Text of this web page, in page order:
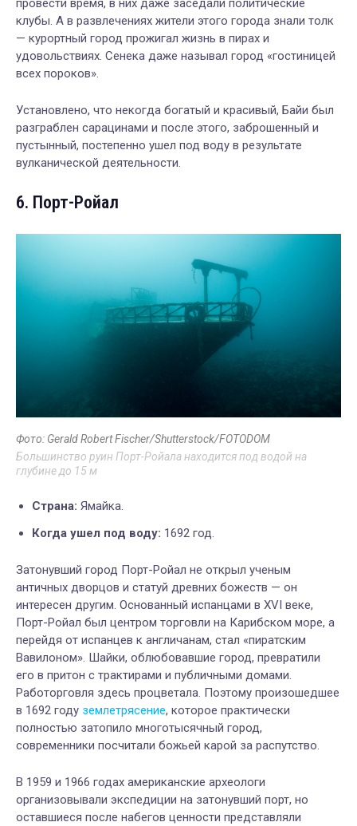
провести время, в них даже заседали политические
клубы. А в развлечениях жители этого города знали толк
— курортный город прожигал жизнь в пирах и
удовольствиях. Сенека даже называл город «гостиницей
всех пороков».
Установлено, что некогда богатый и красивый, Байи был
разграблен сарацинами и после этого, заброшенный и
пустынный, постепенно ушел под воду в результате
вулканической деятельности.
6. Порт-Ройал
Фото: Gerald Robert Fischer/Shutterstock/FOTODOM
Большинство руин Порт-Ройала находится под водой на
глубине до 15 м
Страна: Ямайка.
Когда ушел под воду: 1692 год.
Затонувший город Порт-Ройал не открыл ученым
античных дворцов и статуй древних божеств — он
интересен другим. Основанный испанцами в XVI веке,
Порт-Ройал был центром торговли на Карибском море, а
перейдя от испанцев к англичанам, стал «пиратским
Вавилоном». Шайки, облюбовавшие город, превратили
его в притон с трактирами и публичными домами.
Работорговля здесь процветала. Поэтому произошедшее
в 1692 году землетрясение, которое практически
полностью затопило многотысячный город,
современники посчитали божьей карой за распутство.
В 1959 и 1966 годах американские археологи
организовывали экспедиции на затонувший порт, но
оставшиеся после набегов ценности представляли